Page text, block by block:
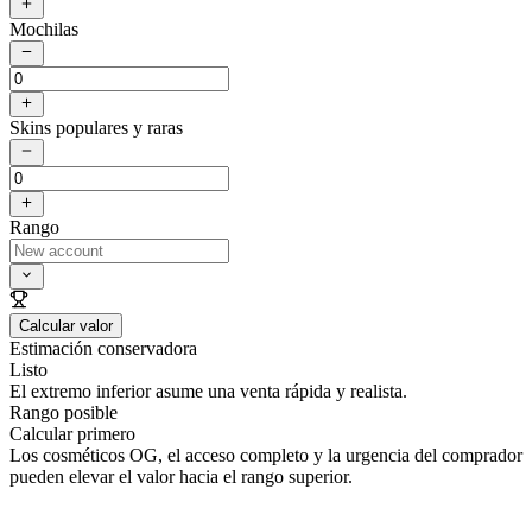
Mochilas
Skins populares y raras
Rango
Calcular valor
Estimación conservadora
Listo
El extremo inferior asume una venta rápida y realista.
Rango posible
Calcular primero
Los cosméticos OG, el acceso completo y la urgencia del comprador
pueden elevar el valor hacia el rango superior.